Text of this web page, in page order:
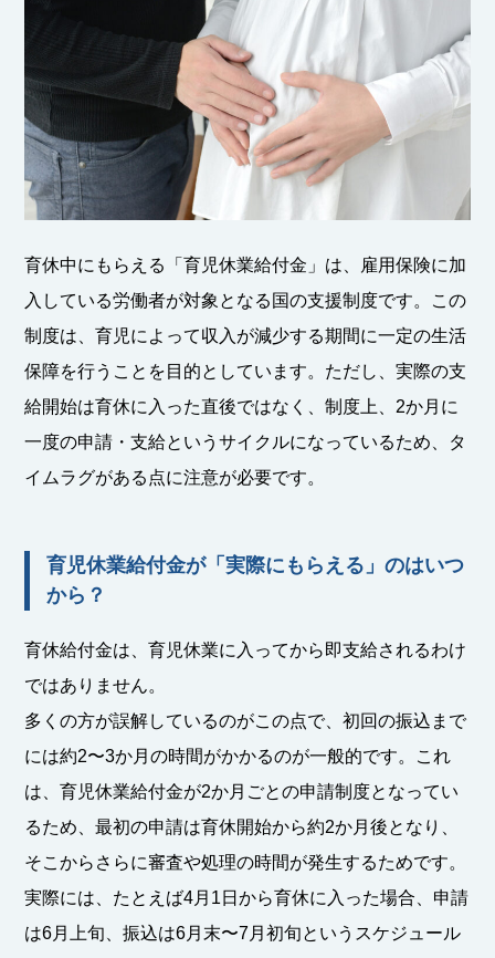
育休中にもらえる「育児休業給付金」は、雇用保険に加
入している労働者が対象となる国の支援制度です。この
制度は、育児によって収入が減少する期間に一定の生活
保障を行うことを目的としています。ただし、実際の支
給開始は育休に入った直後ではなく、制度上、2か月に
一度の申請・支給というサイクルになっているため、タ
イムラグがある点に注意が必要です。
育児休業給付金が「実際にもらえる」のはいつ
から？
育休給付金は、育児休業に入ってから即支給されるわけ
ではありません。
多くの方が誤解しているのがこの点で、初回の振込まで
には約2〜3か月の時間がかかるのが一般的です。これ
は、育児休業給付金が2か月ごとの申請制度となってい
るため、最初の申請は育休開始から約2か月後となり、
そこからさらに審査や処理の時間が発生するためです。
実際には、たとえば4月1日から育休に入った場合、申請
は6月上旬、振込は6月末〜7月初旬というスケジュール